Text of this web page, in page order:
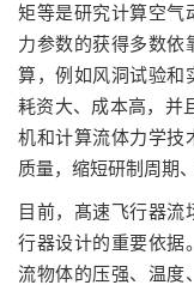
矩等是研究计算空气
力参数的获得多数依
算，例如风洞试验和
耗资大、成本高，并
机和计算流体力学技
质量，缩短研制周期
目前，髙速飞行器流
行器设计的重要依据
流物体的压强、温度